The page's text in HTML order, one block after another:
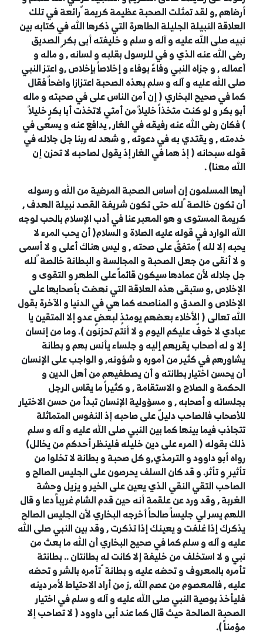
أرضاهم ,و لقد تمثلت الصحبة عظيمة كريمة ً رائعة في تلك
العلاقة النبيلة الجليلة الطاهرة التي ذكرها الله في كتابه بين
نبيه صلى الله عليه و آله و سلم و خليفته أبى بكر ٍ الصديق
رضى الله عنه الذي و في للرسول بقلبه و لسانه , و ماله و
أعماله , و جزاه النبي وفاءً بوفاء و إخلاصاً بإخلاص ,و اعتز النبي
صلى الله عليه و آله و سلم بهذه الصحبة اعتزازا واضحاً فقال
كما في صحيح البخاري ( إن أمن الناس على في صحبته و ماله
أبو بكر و لو كنت متخذاً خليلاً من أمتي لاتخذت أبا بكرٍ خليلاً
) فكان رضى الله عنه رفيقه في الغار , يدافع عنه و يسعى في
خدمته , و يقتدي به في دعوته , و شهد له ربنا جل جلاله في
قوله سبحانه ( إذ هما في الغار إذ يقول لصاحبه لا تحزن إن
الله معنا) .
أيها المسلمون إن أساس الصحبة المرضية من الله و رسوله
أن تكون خالصة ً لله حتى تكون شريفة القصد نبيلة الهدف ,
كريمة المستوى و هو المعبر عنا في أدب الإسلام بالحب لوجه
الله الوارد في قوله عليه الصلاة و السلام( أن يحب المرء لا
يحبه إلا لله ) متفقٌ على صحته , و ليس هناك أعلى و لا أسمى
و لا أنقى من جعل الصحبة و المجالسة و البطانة خالصة ً لله
جل جلاله لأن عمادها سيكون قائماً على الطهر و التقوى و
الإخلاص ,و ستبقى هذه العلاقة التي نهضت بأصحابها على
الإخلاص و الصدق و المناصحه كما هي في الدنيا و الآخرة بقول
الله تعالى ( الأخلاء بعضهم يومئذٍ لبعضٍ عدو إلا المتقين يا
عبادي لا خوفٌ عليكم اليوم و لا أنتم تحزنون ). وما من إنسان
إلا و له أصحاب يقربهم إليه و جلساء يأنس بهم و بطانة
يشاورهم في كثير من أموره و شؤونه, و الواجب على الإنسان
أن يحسن اختيار بطانته و أن يصطفيهم من أهل الدين و
الحكمة و الصلاح و الاستقامة , و كثيراً ما يقاس الرجل
بجلسائه و أصحابه , و مسؤولية الإنسان تبدأ من حسن الاختيار
للأصحاب فالصاحب دليلٌ على صاحبه إذ النفوس المتماثلة
تتجاذب فيما بينها كما بين النبي صلى الله عليه و آله و سلم
ذلك بقوله ( المرء على دين خليله فلينظر أحدكم من يخالل)
رواه أبو داوود و الترمذي,و كل صحبة و بطانة لا تخلوا من
تأثير ٍ و تأثر. و قد كان السلف يحرصون على الجليس الصالح و
الصاحب التقي النقي الذي يعين على الخير و يزيل وحشة
الغربة , وقد ورد عن علقمة أنه حين قدم الشام غريباً دعا و قال
اللهم يسر لي جليساً صالحاً أخرجه البخاري لأن الجليس الصالح
يذكرك إذا غلفت و يعينك إذا تذكرت , وقد بين النبي صلى الله
عليه و آله و سلم كما في صحيح البخاري أن الله ما بعث من
نبي و لا استخلف من خليفة إلا كانت له بطانتان .. بطانتة
تأمره بالمعروف و تحضه عليه و بطانة ٌ تأمره بالشر و تحضه
عليه , فالمعصوم من عصم الله ,ز من أراد الاحتياط لأمر دينه
فليأخذ بوصية النبي صلى الله عليه و آله و سلم في اختيار
الصحبة الصالحة حيث قال كما عند أبى داوود ( لا تصاحب إلا
مؤمناً ).